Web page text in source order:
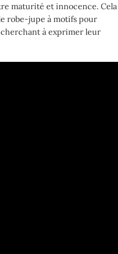
maturité et innocence. Cela
robe-jupe à motifs pour
à exprimer leur